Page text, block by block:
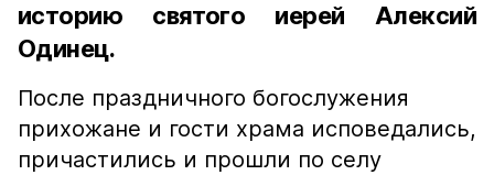
историю святого иерей Алексий
Одинец.
После праздничного богослужения
прихожане и гости храма исповедались,
причастились и прошли по селу